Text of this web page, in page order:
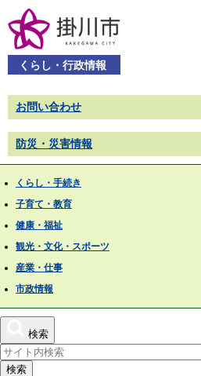
くらし・行政情報
お問い合わせ
防災・災害情報
くらし・手続き
子育て・教育
健康・福祉
観光・文化・スポーツ
産業・仕事
市政情報
検索
検索